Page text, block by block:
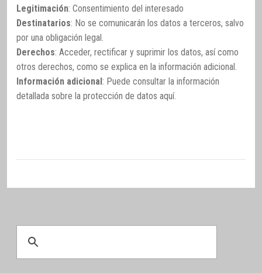
Legitimación: Consentimiento del interesado
Destinatarios: No se comunicarán los datos a terceros, salvo
por una obligación legal.
Derechos: Acceder, rectificar y suprimir los datos, así como
otros derechos, como se explica en la información adicional.
Información adicional: Puede consultar la información
detallada sobre la protección de datos aquí.